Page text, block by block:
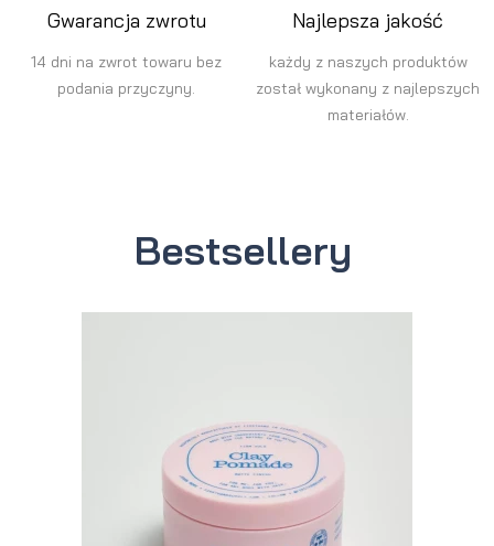
Gwarancja zwrotu
14 dni na zwrot towaru bez
podania przyczyny.
Najlepsza jakość
każdy z naszych produktów
został wykonany z najlepszych
materiałów.
Bestsellery